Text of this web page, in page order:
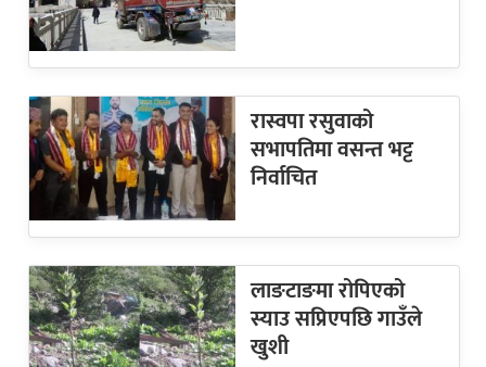
रास्वपा रसुवाको
सभापतिमा वसन्त भट्ट
निर्वाचित
लाङटाङमा रोपिएको
स्याउ सप्रिएपछि गाउँले
खुशी